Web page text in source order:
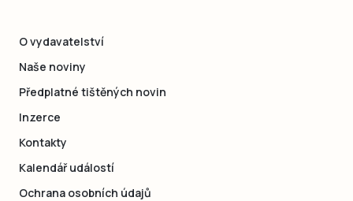
O vydavatelství
Naše noviny
Předplatné tištěných novin
Inzerce
Kontakty
Kalendář událostí
Ochrana osobních údajů